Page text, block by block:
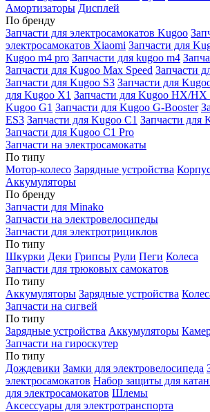
Амортизаторы Дисплей
По бренду
Запчасти для электросамокатов Kugoo
электросамокатов Xiaomi Запчасти для
Кugoo m4 pro Запчасти для kugoo m4
Запчасти для Kugoo Max Speed Запчасти
Запчасти для Kugoo S3 Запчасти для
для Kugoo X1 Запчасти для Kugoo HX/HX
Kugoo G1 Запчасти для Kugoo G-Booster
ES3 Запчасти для Kugoo C1 Запчасти для
Запчасти для Kugoo C1 Pro
Запчасти на электросамокаты
По типу
Мотор-колесо Зарядные устройства
Аккумуляторы
По бренду
Запчасти для Minako
Запчасти на электровелосипеды
Запчасти для электротрициклов
По типу
Шкурки Деки Грипсы Рули Пеги Колеса
Запчасти для трюковых самокатов
По типу
Аккумуляторы Зарядные устройства
Запчасти на сигвей
По типу
Зарядные устройства Аккумуляторы
Запчасти на гироскутер
По типу
Дождевики Замки для электровелосипеда
электросамокатов Набор защиты для
для электросамокатов Шлемы
Аксессуары для электротранспорта